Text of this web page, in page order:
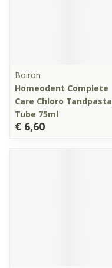
Boiron
Homeodent Complete
Care Chloro Tandpasta
Tube 75ml
€ 6,60